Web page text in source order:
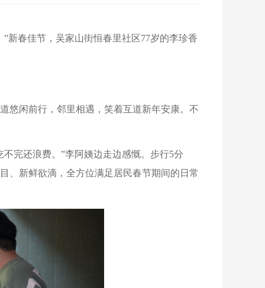
新春佳节，吴家山街恒春里社区77岁的李珍香
悠闲前行，邻里相遇，笑着互道新年安康。不
完还浪费。”李阿姨边走边感慨。步行5分
新鲜欲滴，全方位满足居民春节期间的日常